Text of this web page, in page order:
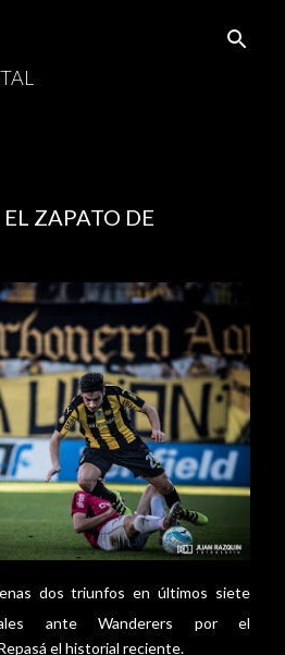
ZAPATO DE
dos triunfos en últimos siete
ante Wanderers por el
el historial reciente.